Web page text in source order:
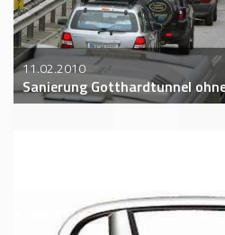
11.02.2010
Sanierung Gotthardtunnel